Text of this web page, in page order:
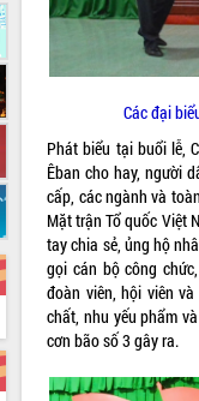
Các đại
Phát biểu tại buổi lễ,
Êban cho hay, người
cấp, các ngành và
Mặt trận Tổ quốc Việt
tay chia sẻ, ủng hộ
gọi cán bộ công
đoàn viên, hội viên
chất, nhu yếu phẩm
cơn bão số 3 gây ra.